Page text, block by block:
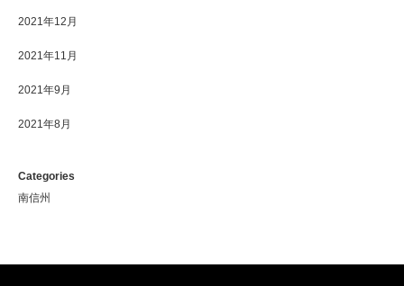
2021年12月
2021年11月
2021年9月
2021年8月
Categories
南信州